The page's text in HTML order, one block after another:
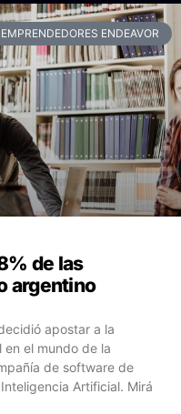
EMPRENDEDORES ENDEAVOR
de las
argentino
apostar a la
el mundo de la
de software de
Artificial. Mirá